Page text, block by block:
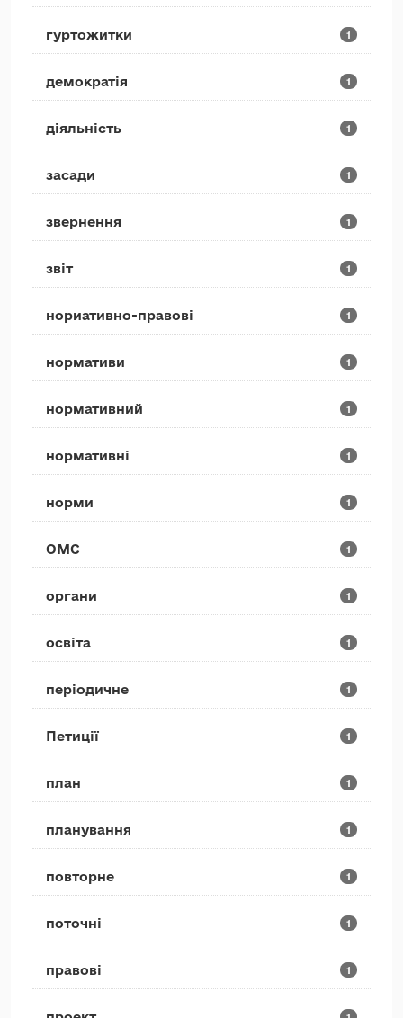
гуртожитки 1
демократія 1
діяльність 1
засади 1
звернення 1
звіт 1
нориативно-правові 1
нормативи 1
нормативний 1
нормативні 1
норми 1
ОМС 1
органи 1
освіта 1
періодичне 1
Петиції 1
план 1
планування 1
повторне 1
поточні 1
правові 1